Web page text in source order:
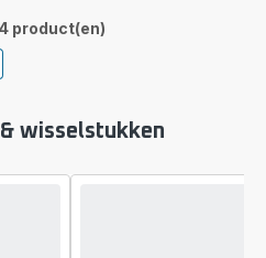
4 product(en)
wisselstukken